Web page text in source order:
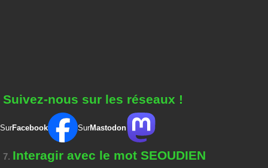
Suivez-nous sur les réseaux !
SurFacebook SurMastodon
7. Interagir avec le mot SEOUDIEN